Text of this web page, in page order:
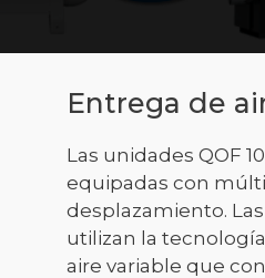
Entrega de
Las unidades QOF
equipadas con
desplazamiento.
utilizan la
aire variable que